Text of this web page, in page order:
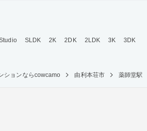
SLDK 2K 2DK 2LDK 3K
3DK
ションならcowcamo 由利本荘市 薬師堂駅